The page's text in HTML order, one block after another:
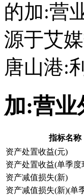
的加:营
源于艾
唐山港:
加:营业
指标名称
资产处置收益(元)
资产处置收益(单季度
资产减值损失(新)
资产减值损失(新)(单